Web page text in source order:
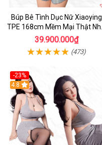
Búp Bê Tình Dục Nữ Xiaoying
TPE 168cm Mềm Mại Thật Như
Người Chơi
39.900.000₫
(473)
-23%
4.8